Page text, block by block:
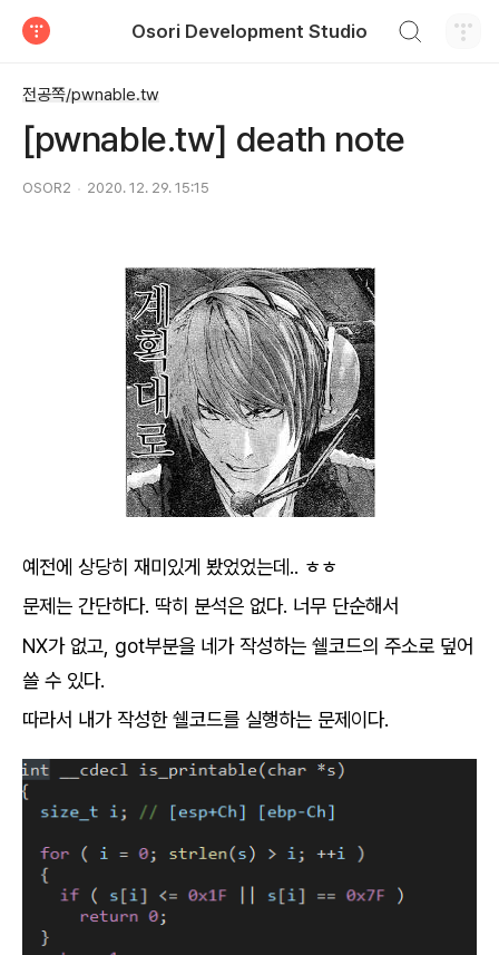
Osori Development Studio
전공쪽/pwnable.tw
[pwnable.tw] death note
OSOR2 2020. 12. 29. 15:15
예전에 상당히 재미있게 봤었었는데.. ㅎㅎ
문제는 간단하다. 딱히 분석은 없다. 너무 단순해서
NX가 없고, got부분을 네가 작성하는 쉘코드의 주소로 덮어
쓸 수 있다.
따라서 내가 작성한 쉘코드를 실행하는 문제이다.